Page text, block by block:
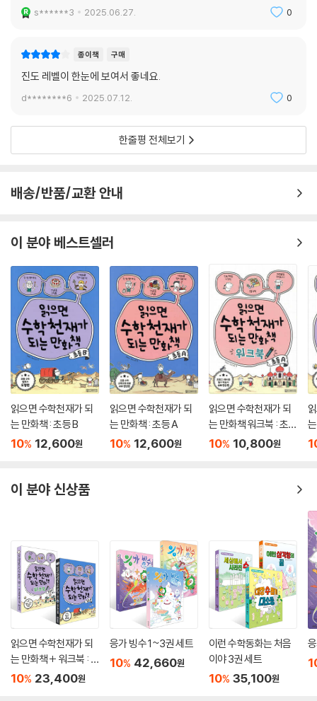
s******3 2025.06.27. 0
종이책 구매
진도 레벨이 한눈에 보여서 좋네요.
d********6 2025.07.12. 0
한줄평 전체보기
배송/반품/교환 안내
이 분야 베스트셀러
읽으면 수학천재가 되
는 만화책 : 초등 B
10% 12,600원
읽으면 수학천재가 되
는 만화책 : 초등 A
10% 12,600원
읽으면 수학천재가 되
는 만화책 워크북 : 초등
A
10% 10,800원
B
이 분야 신상품
읽으면 수학천재가 되
는 만화책 + 워크북 : 초
등 B 세트
10% 23,400원
응가 빙수 1~3권 세트
10% 42,660원
이런 수학동화는 처음
이야 3권 세트
10% 35,100원